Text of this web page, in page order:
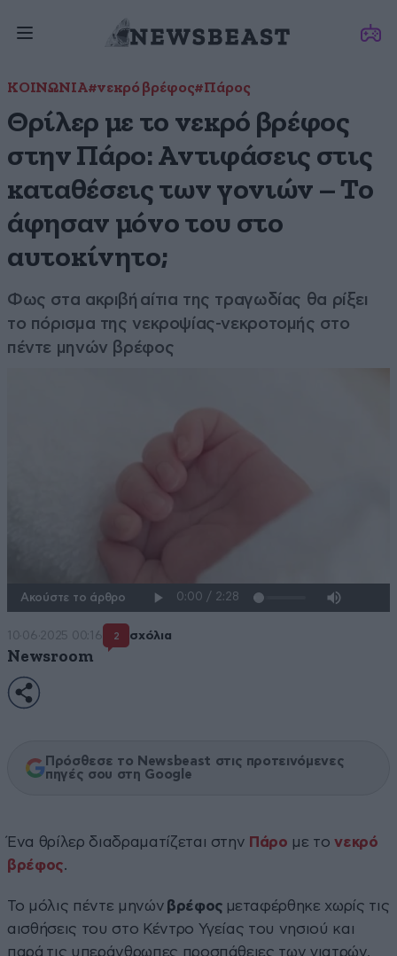
ΚΟΙΝΩΝΙΑ#νεκρό βρέφος#Πάρος
Θρίλερ με το νεκρό βρέφος
στην Πάρο: Αντιφάσεις στις
καταθέσεις των γονιών – Το
άφησαν μόνο του στο
αυτοκίνητο;
Φως στα ακριβή αίτια της τραγωδίας θα ρίξει
το πόρισμα της νεκροψίας-νεκροτομής στο
πέντε μηνών βρέφος
Ακούστε το άρθρο
10·06·2025 00:16 2 σχόλια
Newsroom
Πρόσθεσε το Newsbeast στις προτεινόμενες
πηγές σου στη Google
Ένα θρίλερ διαδραματίζεται στην Πάρο με τονεκρό
βρέφος.
Το μόλις πέντε μηνών βρέφος μεταφέρθηκε χωρίς τις
αισθήσεις του στο Κέντρο Υγείας του νησιού και
παρά τις υπεράνθρωπες προσπάθειες των γιατρών,